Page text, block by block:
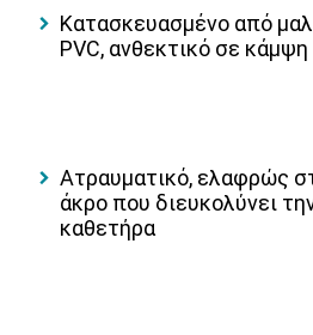
Κατασκευασμένο από
PVC, ανθεκτικό σε
Ατραυματικό, ελαφρώς
άκρο που διευκολύνει
καθετήρα